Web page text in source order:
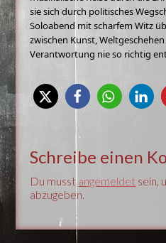
sie sich durch politisches
Soloabend mit scharfem Witz
zwischen Kunst,
Verantwortung nie so richtig
Schreibe einen
Du musstangemeldet sein,
abzugeben.